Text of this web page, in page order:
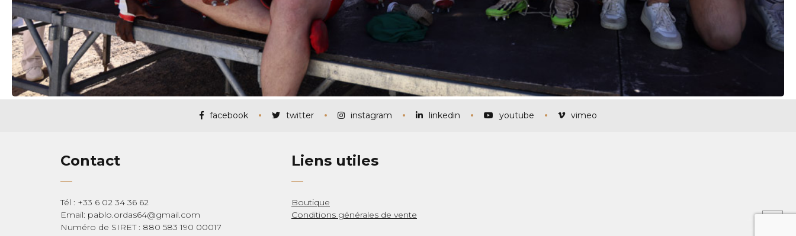
facebook twitter instagram linkedin youtube vimeo
Contact
Tél : +33 6 02 34 36 62
Email: pablo.ordas64@gmail.com
Numéro de SIRET : 880 583 190 00017
Liens utiles
Boutique
Conditions générales de vente